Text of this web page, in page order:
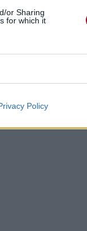
or Sharing
for which it
Policy